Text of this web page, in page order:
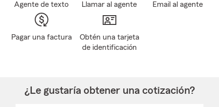
Agente de texto Llamar al agente Email al agente
Pagar una factura
Obtén una tarjeta
de identificación
¿Le gustaría obtener una cotización?